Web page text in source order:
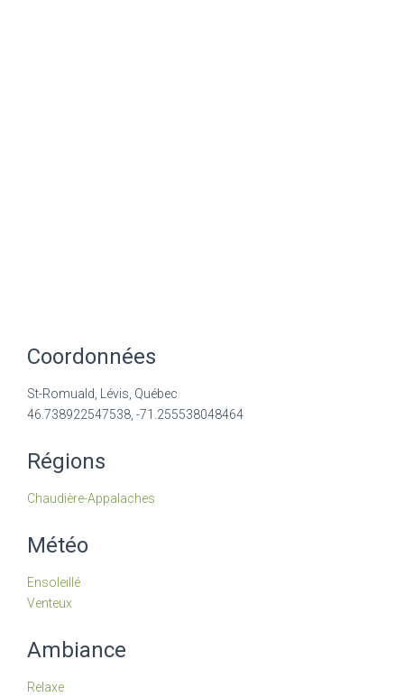
Coordonnées
St-Romuald, Lévis, Québec
46.738922547538, -71.255538048464
Régions
Chaudière-Appalaches
Météo
Ensoleillé
Venteux
Ambiance
Relaxe